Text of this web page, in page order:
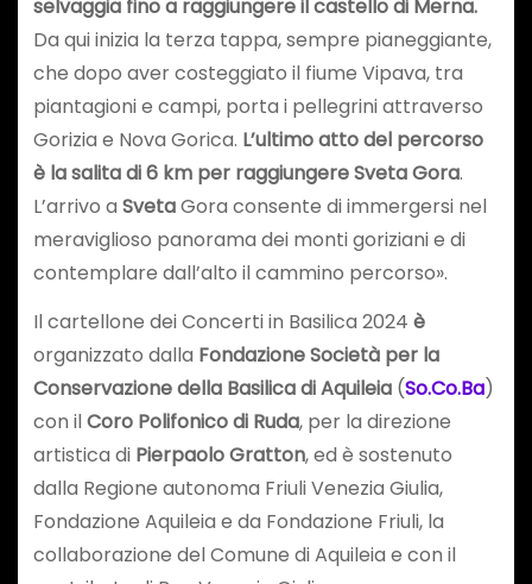
selvaggia fino a raggiungere il castello di Merna.
Da qui inizia la terza tappa, sempre pianeggiante,
che dopo aver costeggiato il fiume Vipava, tra
piantagioni e campi, porta i pellegrini attraverso
Gorizia e Nova Gorica. L’ultimo atto del percorso
è la salita di 6 km per raggiungere Sveta Gora.
L’arrivo a SvetaGora consente di immergersi nel
meraviglioso panorama dei monti goriziani e di
contemplare dall’alto il cammino percorso».
Il cartellone dei Concerti in Basilica 2024 è
organizzato dalla Fondazione Società per la
Conservazione della Basilica di Aquileia(So.Co.Ba)
con ilCoro Polifonico di Ruda, per la direzione
artistica di Pierpaolo Gratton, ed è sostenuto
dalla Regione autonoma Friuli Venezia Giulia,
Fondazione Aquileia e da Fondazione Friuli, la
collaborazione del Comune di Aquileia e con il